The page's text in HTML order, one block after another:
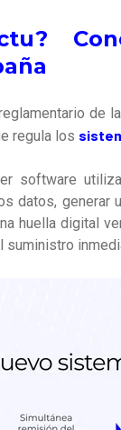
de la
regula los
software
datos, generar
huella digital